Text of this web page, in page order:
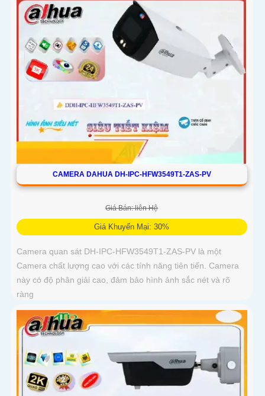
CAMERA DAHUA DH-IPC-HFW3549T1-ZAS-PV
Giá Bán: liên Hệ
Giá Khuyến Mại: 30%
Camera quan sát DH-IPC-HFW3549T1-ZAS-PV là một
Camera chất lượng cao với các tính năng tiên tiến. Camera
này có độ phân giải cao, đảm bảo hình ảnh sắc nét và rõ
ràng